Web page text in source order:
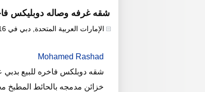
شقه غرفه وصاله دوبليكس
الإمارات العربية المتحدة دبي في
Mohamed Rashad
شقه دوبلكس فاخره للبيع
خزائن مدمجه بالحائط المطبخ